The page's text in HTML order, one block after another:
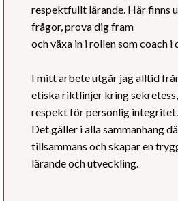
respektfullt lärande. Här finns
frågor, prova dig fram
och växa in i rollen som coach i
I mitt arbete utgår jag alltid
etiska riktlinjer kring
respekt för personlig integritet.
Det gäller i alla sammanhang
tillsammans och skapar en
lärande och utveckling.